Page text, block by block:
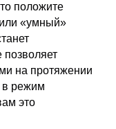
положите
«умный»
на протяжении
в режим
это